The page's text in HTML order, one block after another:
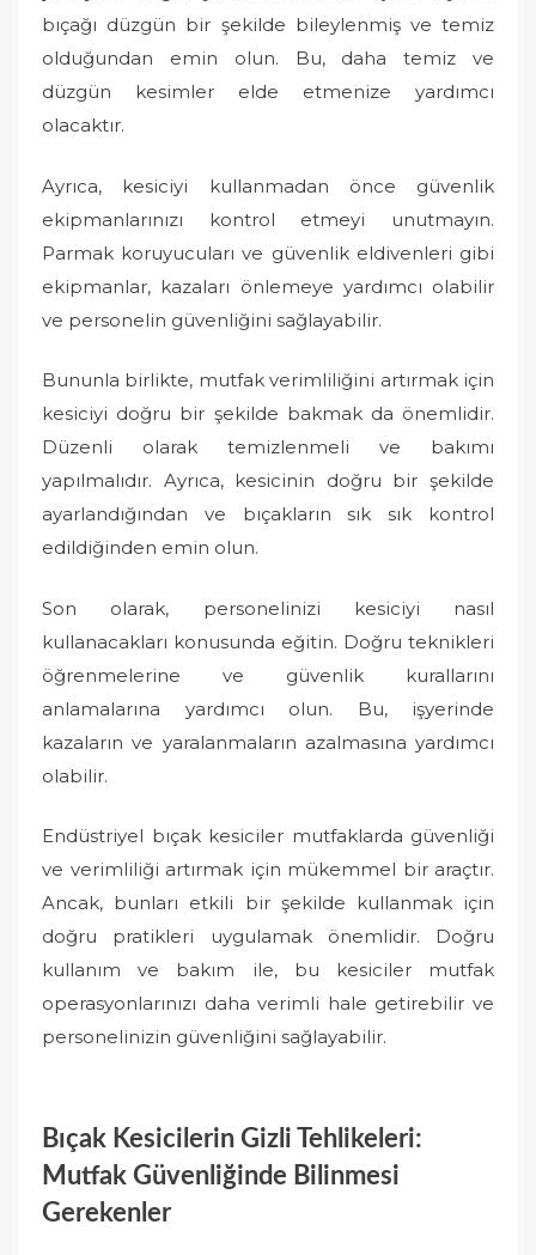
bıçağı düzgün bir şekilde bileylenmiş ve temiz
olduğundan emin olun. Bu, daha temiz ve
düzgün kesimler elde etmenize yardımcı
olacaktır.
Ayrıca, kesiciyi kullanmadan önce güvenlik
ekipmanlarınızı kontrol etmeyi unutmayın.
Parmak koruyucuları ve güvenlik eldivenleri gibi
ekipmanlar, kazaları önlemeye yardımcı olabilir
ve personelin güvenliğini sağlayabilir.
Bununla birlikte, mutfak verimliliğini artırmak için
kesiciyi doğru bir şekilde bakmak da önemlidir.
Düzenli olarak temizlenmeli ve bakımı
yapılmalıdır. Ayrıca, kesicinin doğru bir şekilde
ayarlandığından ve bıçakların sık sık kontrol
edildiğinden emin olun.
Son olarak, personelinizi kesiciyi nasıl
kullanacakları konusunda eğitin. Doğru teknikleri
öğrenmelerine ve güvenlik kurallarını
anlamalarına yardımcı olun. Bu, işyerinde
kazaların ve yaralanmaların azalmasına yardımcı
olabilir.
Endüstriyel bıçak kesiciler mutfaklarda güvenliği
ve verimliliği artırmak için mükemmel bir araçtır.
Ancak, bunları etkili bir şekilde kullanmak için
doğru pratikleri uygulamak önemlidir. Doğru
kullanım ve bakım ile, bu kesiciler mutfak
operasyonlarınızı daha verimli hale getirebilir ve
personelinizin güvenliğini sağlayabilir.
Bıçak Kesicilerin Gizli Tehlikeleri:
Mutfak Güvenliğinde Bilinmesi
Gerekenler